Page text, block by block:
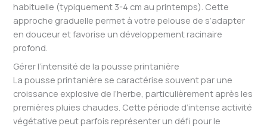
habituelle (typiquement 3-4 cm au printemps). Cette
approche graduelle permet à votre pelouse de s’adapter
en douceur et favorise un développement racinaire
profond.
Gérer l’intensité de la pousse printanière
La pousse printanière se caractérise souvent par une
croissance explosive de l’herbe, particulièrement après les
premières pluies chaudes. Cette période d’intense activité
végétative peut parfois représenter un défi pour le